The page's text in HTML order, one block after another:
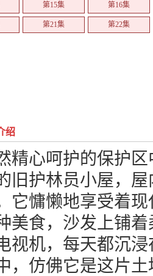
第15集 第16集
第21集 第22集
绍
精心呵护的保护
旧护林员小屋，
它慵懒地享受着
美食，沙发上铺
视机，每天都沉
，仿佛它是这片